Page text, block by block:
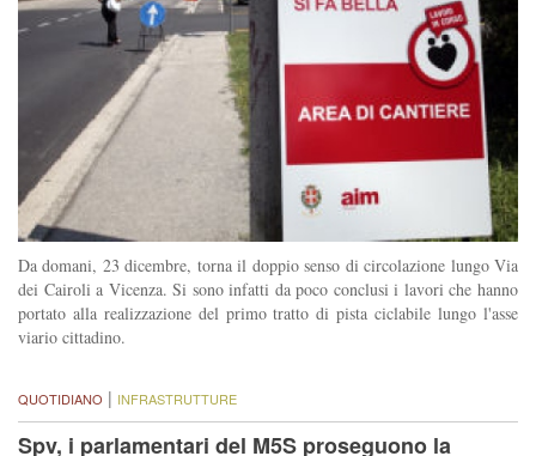
Da domani, 23 dicembre, torna il doppio senso di circolazione lungo Via
dei Cairoli a Vicenza. Si sono infatti da poco conclusi i lavori che hanno
portato alla realizzazione del primo tratto di pista ciclabile lungo l'asse
viario cittadino.
QUOTIDIANO | INFRASTRUTTURE
Spv, i parlamentari del M5S proseguono la